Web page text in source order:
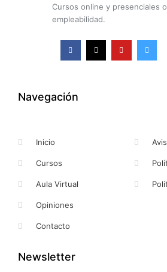
Cursos online y presenciales
empleabilidad.
F
a
k
-
X
-
Y
o
I
n
Navegación
Inicio
Cursos
Aula Virtual
Opiniones
Contacto
Newsletter